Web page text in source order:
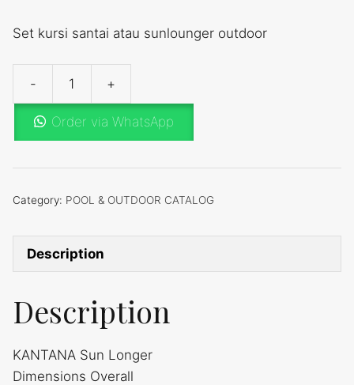
Set kursi santai atau sunlounger outdoor
-
quantity
+
Order via WhatsApp
Category: POOL & OUTDOOR CATALOG
Description
Description
KANTANA Sun Longer
Dimensions Overall